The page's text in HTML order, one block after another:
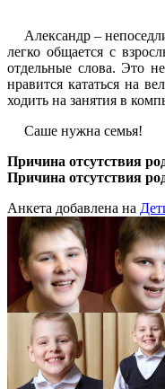
Александр –
легко общается с
отдельные слова. Это
нравится кататься на
ходить на занятия в
Саше нужна семья!
Причина отсутствия
Причина отсутствия
Анкета добавлена на